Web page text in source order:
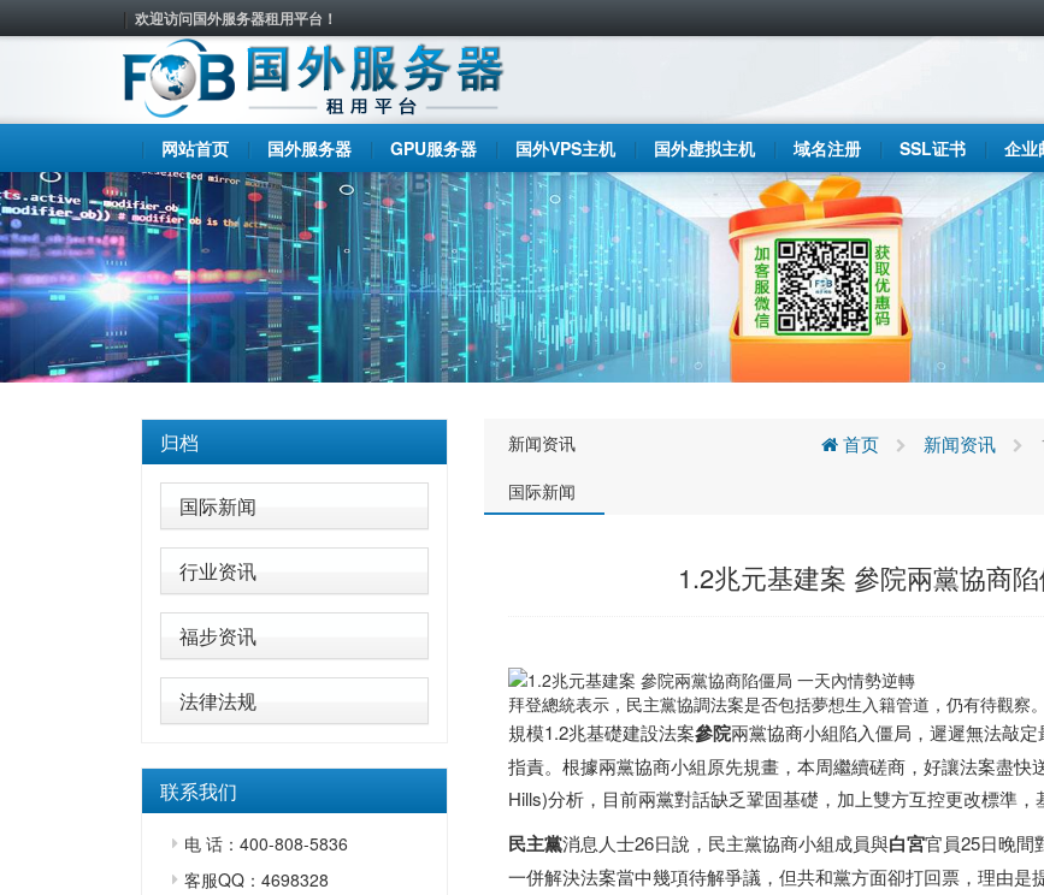
欢迎访问国外服务器租用平台！
网站首页 国外服务器 GPU服务器 国外VPS主机 国外虚拟主机 域名注册 SSL证书 企业
归档
国际新闻
行业资讯
福步资讯
法律法规
联系我们
电 话：400-808-5836
客服QQ：4698328
新闻资讯
国际新闻
首页 新闻资讯
1.2兆元基建案 參院兩黨協商
拜登總統表示，民主黨協調法案是否包括夢想生入籍管道，仍有待觀察
規模1.2兆基礎建設法案參院兩黨協商小組陷入僵局，遲遲無法敲
指責。根據兩黨協商小組原先規畫，本周繼續磋商，好讓法案盡
Hills)分析，目前兩黨對話缺乏鞏固基礎，加上雙方互控更改標準，
民主黨消息人士26日說，民主黨協商小組成員與白宮官員25日晚間
一併解決法案當中幾項待解爭議，但共和黨方面卻打回票，理由